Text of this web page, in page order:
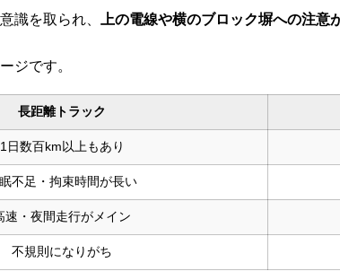
識を取られ、
上の電線や横のブロック塀への注意
ジです。
長距離トラック
1日数百km以上もあり
不足・拘束時間が長い
速・夜間走行がメイン
不規則になりがち